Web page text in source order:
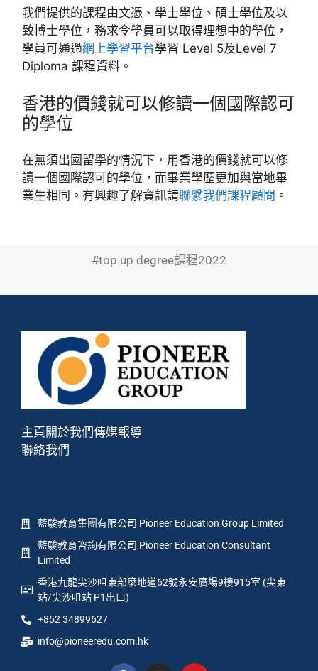
我們提供的課程由文憑、學士學位、碩士學位及以
致博士學位，務求令學員可以取得理想中的學位，
學員可通過網上學習平台學習 Level 5及Level 7
Diploma 課程資料。
香港的價錢就可以修讀一個國際認可
的學位
在無須出國留學的情況下，用香港的價錢就可以修
讀一個國際認可的學位，而畢業學歷更加與當地畢
業生相同。有興趣了解資訊請聯繫我們課程顧問 。
#top up degree課程2022
主頁關於我們傳媒報導
聯絡我們
藍駿教育集團有限公司 Pioneer Education Group Limited
藍駿教育咨詢有限公司 Pioneer Education Consultant
Limited
香港九龍尖沙咀東部麼地道62號永安廣場9樓915室 (尖東
站/尖沙咀站 P1出口)
+852 34899627
info@pioneeredu.com.hk